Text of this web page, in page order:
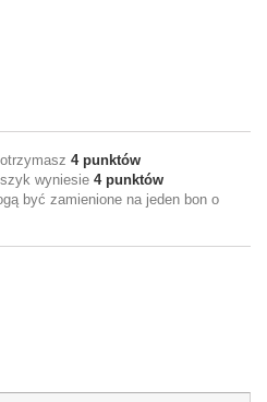
4punktów
wyniesie 4punktów
być zamienione na jeden bon o